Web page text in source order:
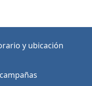
y ubicación